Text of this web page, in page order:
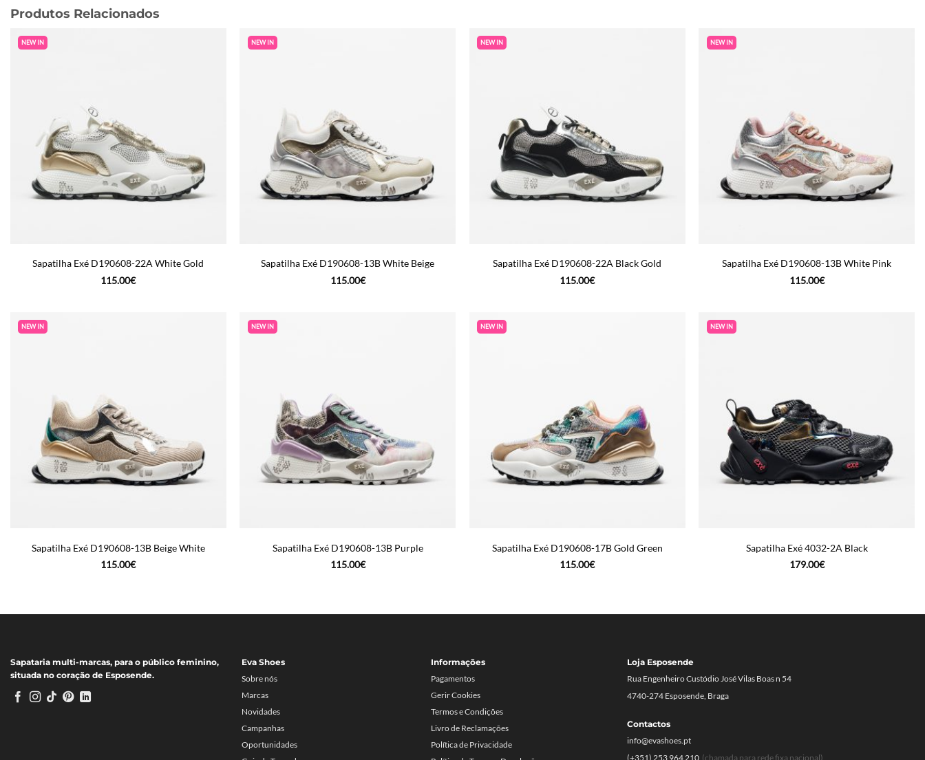
Produtos Relacionados
NEW IN
Sapatilha Exé D190608-22A White Gold
115.00€
NEW IN
Sapatilha Exé D190608-13B White Beige
115.00€
NEW IN
Sapatilha Exé D190608-22A Black Gold
115.00€
NEW IN
Sapatilha Exé D190608-13B White Pink
115.00€
NEW IN
Sapatilha Exé D190608-13B Beige White
115.00€
NEW IN
Sapatilha Exé D190608-13B Purple
115.00€
NEW IN
Sapatilha Exé D190608-17B Gold Green
115.00€
NEW IN
Sapatilha Exé 4032-2A Black
179.00€
Sapataria multi-marcas, para o público feminino,
situada no coração de Esposende.
Eva Shoes
Sobre nós
Marcas
Novidades
Campanhas
Oportunidades
Informações
Pagamentos
Gerir Cookies
Termos e Condições
Livro de Reclamações
Política de Privacidade
Loja Esposende
Rua Engenheiro Custódio José Vilas Boas n 54
4740-274 Esposende, Braga
Contactos
info@evashoes.pt
(+351) 253 964 210 (chamada para rede fixa nacional)